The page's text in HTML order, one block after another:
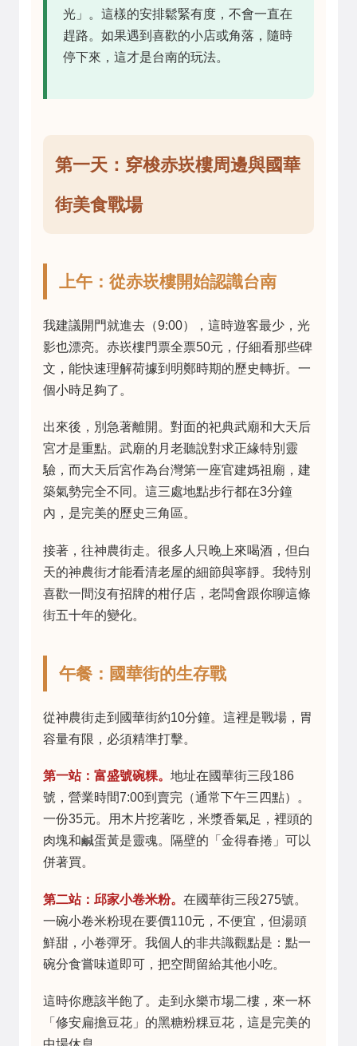
光」。這樣的安排鬆緊有度，不會一直在
趕路。如果遇到喜歡的小店或角落，隨時
停下來，這才是台南的玩法。
第一天：穿梭赤崁樓周邊與國華
街美食戰場
上午：從赤崁樓開始認識台南
我建議開門就進去（9:00），這時遊客最少，光
影也漂亮。赤崁樓門票全票50元，仔細看那些碑
文，能快速理解荷據到明鄭時期的歷史轉折。一
個小時足夠了。
出來後，別急著離開。對面的祀典武廟和大天后
宮才是重點。武廟的月老聽說對求正緣特別靈
驗，而大天后宮作為台灣第一座官建媽祖廟，建
築氣勢完全不同。這三處地點步行都在3分鐘
內，是完美的歷史三角區。
接著，往神農街走。很多人只晚上來喝酒，但白
天的神農街才能看清老屋的細節與寧靜。我特別
喜歡一間沒有招牌的柑仔店，老闆會跟你聊這條
街五十年的變化。
午餐：國華街的生存戰
從神農街走到國華街約10分鐘。這裡是戰場，胃
容量有限，必須精準打擊。
第一站：富盛號碗粿。 地址在國華街三段186
號，營業時間7:00到賣完（通常下午三四點）。
一份35元。用木片挖著吃，米漿香氣足，裡頭的
肉塊和鹹蛋黃是靈魂。隔壁的「金得春捲」可以
併著買。
第二站：邱家小卷米粉。 在國華街三段275號。
一碗小卷米粉現在要價110元，不便宜，但湯頭
鮮甜，小卷彈牙。我個人的非共識觀點是：點一
碗分食嘗味道即可，把空間留給其他小吃。
這時你應該半飽了。走到永樂市場二樓，來一杯
「修安扁擔豆花」的黑糖粉粿豆花，這是完美的